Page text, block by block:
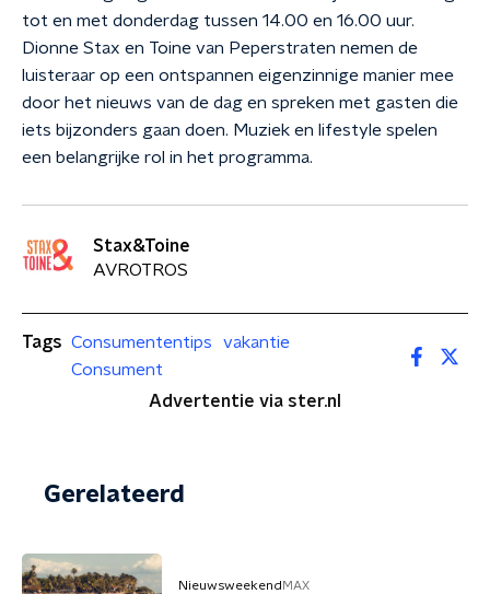
tot en met donderdag tussen 14.00 en 16.00 uur.
Dionne Stax en Toine van Peperstraten nemen de
luisteraar op een ontspannen eigenzinnige manier mee
door het nieuws van de dag en spreken met gasten die
iets bijzonders gaan doen. Muziek en lifestyle spelen
een belangrijke rol in het programma.
Stax&Toine
AVROTROS
Tags Consumententips
vakantie
Consument
Advertentie via ster.nl
Gerelateerd
Nieuwsweekend MAX